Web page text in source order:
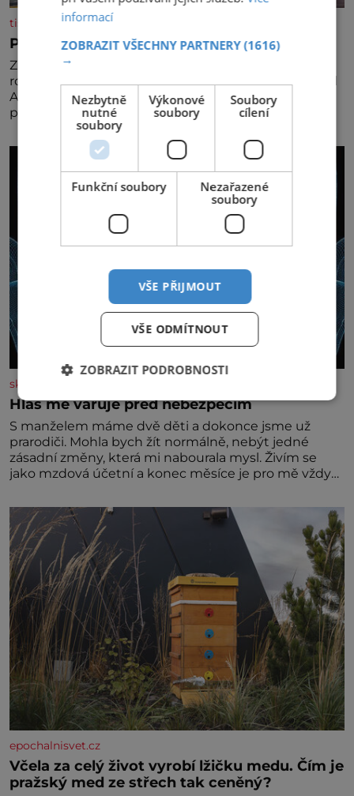
tisicereceptu.cz
Pravá irská káva
Za jejího tvůrce je považován Joe Sharidan, když v
roce 1943 u letiště irského města Foynes obsluhoval
Američany, kteří kvůli špatnému počasí nemohli
pokračovat v cestě. Povzbudil je tehdy kávou,
skutecnepribehy.cz
Hlas mě varuje před nebezpečím
S manželem máme dvě děti a dokonce jsme už
prarodiči. Mohla bych žít normálně, nebýt jedné
zásadní změny, která mi nabourala mysl. Živím se
jako mzdová účetní a konec měsíce je pro mě vždy
máme vnoučata, mi dcera čím dál častěji volá o
pomoc, co se hlídání týče. Dalo by se
epochalnisvet.cz
Včela za celý život vyrobí lžičku medu. Čím je
pražský med ze střech tak ceněný?
informací
ZOBRAZIT VŠECHNY PARTNERY(1616)
→
Nezbytně
nutné
soubory
Výkonové
soubory
Soubory
cílení
Funkční soubory
Nezařazené
soubory
VŠE PŘIJMOUT
VŠE ODMÍTNOUT
ZOBRAZIT PODROBNOSTI